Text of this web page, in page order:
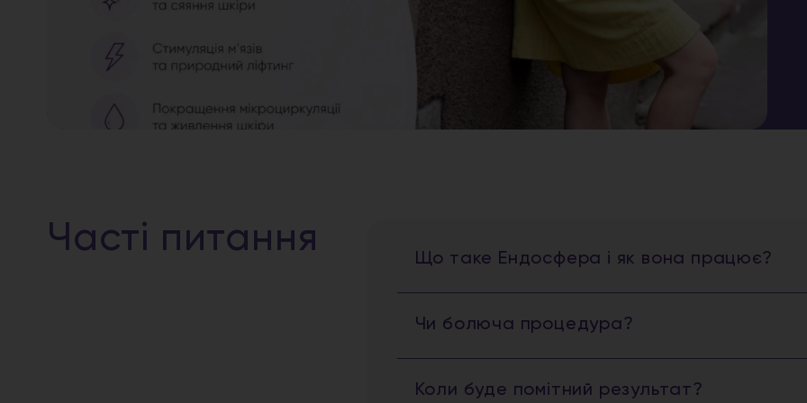
Часті питання Що таке Ендосфера і як вона працює?
Чи болюча процедура?
Коли буде помітний результат?